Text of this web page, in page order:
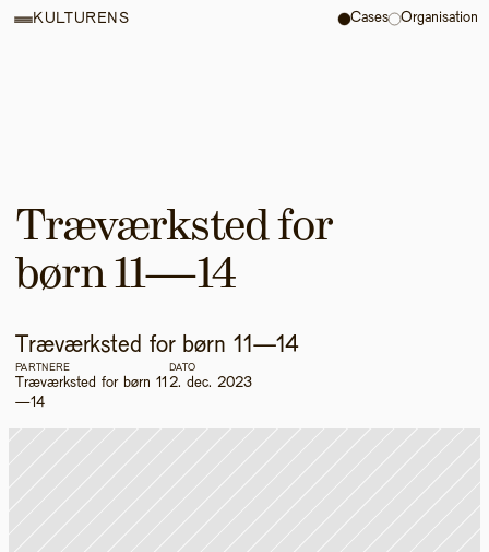
Træværksted for
børn 11—14
Træværksted for børn 11—14
PARTNERE
Træværksted for børn 11
—14
DATO
2. dec. 2023
KULTURENS Cases Organisation